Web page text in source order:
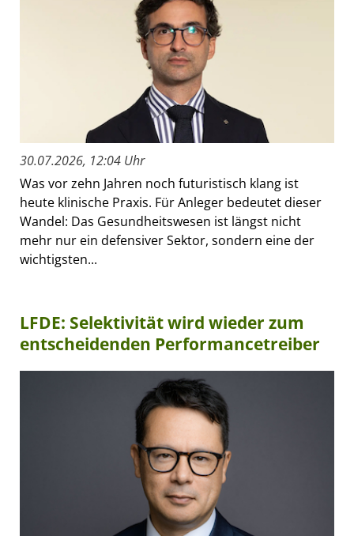
30.07.2026, 12:04 Uhr
Was vor zehn Jahren noch futuristisch klang ist
heute klinische Praxis. Für Anleger bedeutet dieser
Wandel: Das Gesundheitswesen ist längst nicht
mehr nur ein defensiver Sektor, sondern eine der
wichtigsten...
LFDE: Selektivität wird wieder zum
entscheidenden Performancetreiber